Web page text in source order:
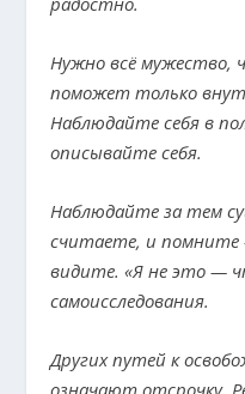
Нужно всё мужество,
поможет только
Наблюдайте себя в
описывайте себя.
Наблюдайте за тем
считаете, и
видите. «Я не это —
самоисследования.
Других путей к